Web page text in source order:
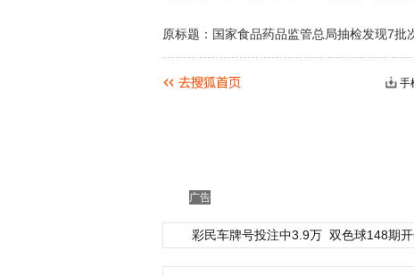
原标题：国家食品药品监管总局抽检发现7批
手
广告
彩民车牌号投注中3.9万 双色球148期